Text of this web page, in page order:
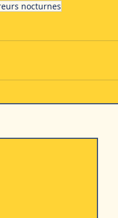
nocturnes